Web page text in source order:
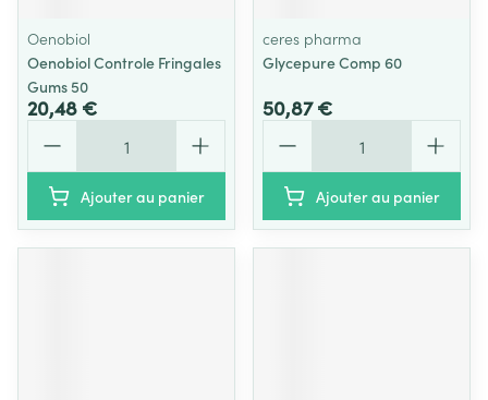
Oenobiol
Oenobiol Controle Fringales
Gums 50
20,48 €
Ajouter au panier
ceres pharma
Glycepure Comp 60
50,87 €
Ajouter au panier